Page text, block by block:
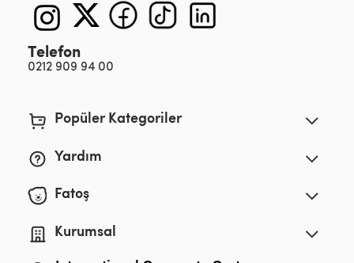
Telefon
0212 909 94 00
Popüler Kategoriler
Yardım
Fatoş
Kurumsal